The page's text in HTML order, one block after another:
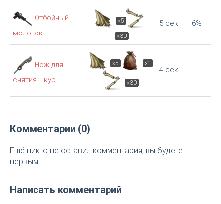
Отбойный
молоток
×5
×30
5 сек 6%
Нож для
снятия шкур
×5 ×1
×30
4 сек -
Комментарии (0)
Ещё никто не оставил комментария, вы будете
первым.
Написать комментарий